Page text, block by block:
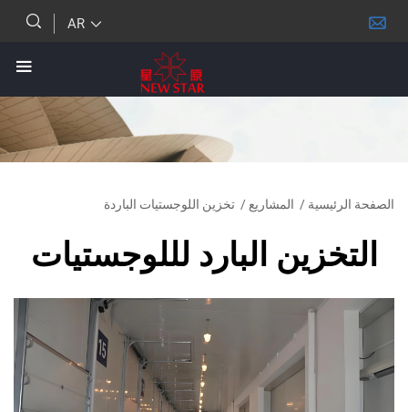
/المشاريع/تخزين اللوجستيات الباردة
البارد لللوجستيات